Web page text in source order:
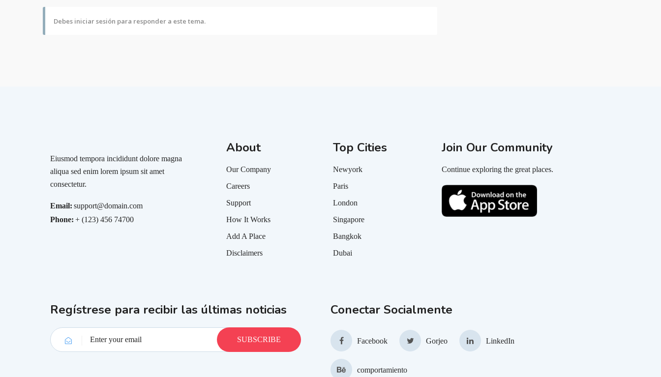
Debes iniciar sesión para responder a este tema.
Eiusmod tempora incididunt dolore magna
aliqua sed enim lorem ipsum sit amet
consectetur.
Email: support@domain.com
Phone: + (123) 456 74700
About
Our Company
Careers
Support
How It Works
Add A Place
Disclaimers
Top Cities
Newyork
Paris
London
Singapore
Bangkok
Dubai
Join Our Community
Continue exploring the great places.
Regístrese para recibir las últimas noticias Conectar Socialmente
Facebook Gorjeo LinkedIn
comportamiento